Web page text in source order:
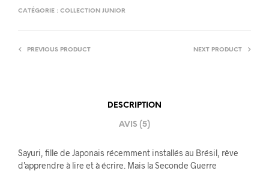
CATÉGORIE : COLLECTION JUNIOR
PREVIOUS PRODUCT NEXT PRODUCT
DESCRIPTION
AVIS (5)
Sayuri, fille de Japonais récemment installés au Brésil, rêve
d’apprendre à lire et à écrire. Mais la Seconde Guerre